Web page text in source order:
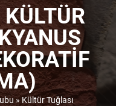
» Kültür Tuğlası